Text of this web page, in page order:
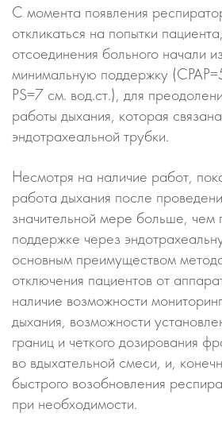
С момента появления
откликаться на попытки
отсоединения больного начали
минимальную поддержку
PS=7 см. вод.ст.), для
работы дыхания, которая
эндотрахеальной трубки.
Несмотря на наличие работ,
работа дыхания после
значительной мере больше, чем
поддержке через
основным преимуществом
отключения пациентов от
наличие возможности
дыхания, возможности
границ и четкого дозирования
во вдыхательной смеси, и,
быстрого возобновления
при необходимости.